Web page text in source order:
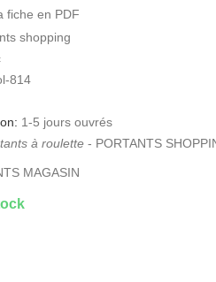
fiche en PDF
shopping
814
1-5 jours ouvrés
à roulette - PORTANTS
MAGASIN